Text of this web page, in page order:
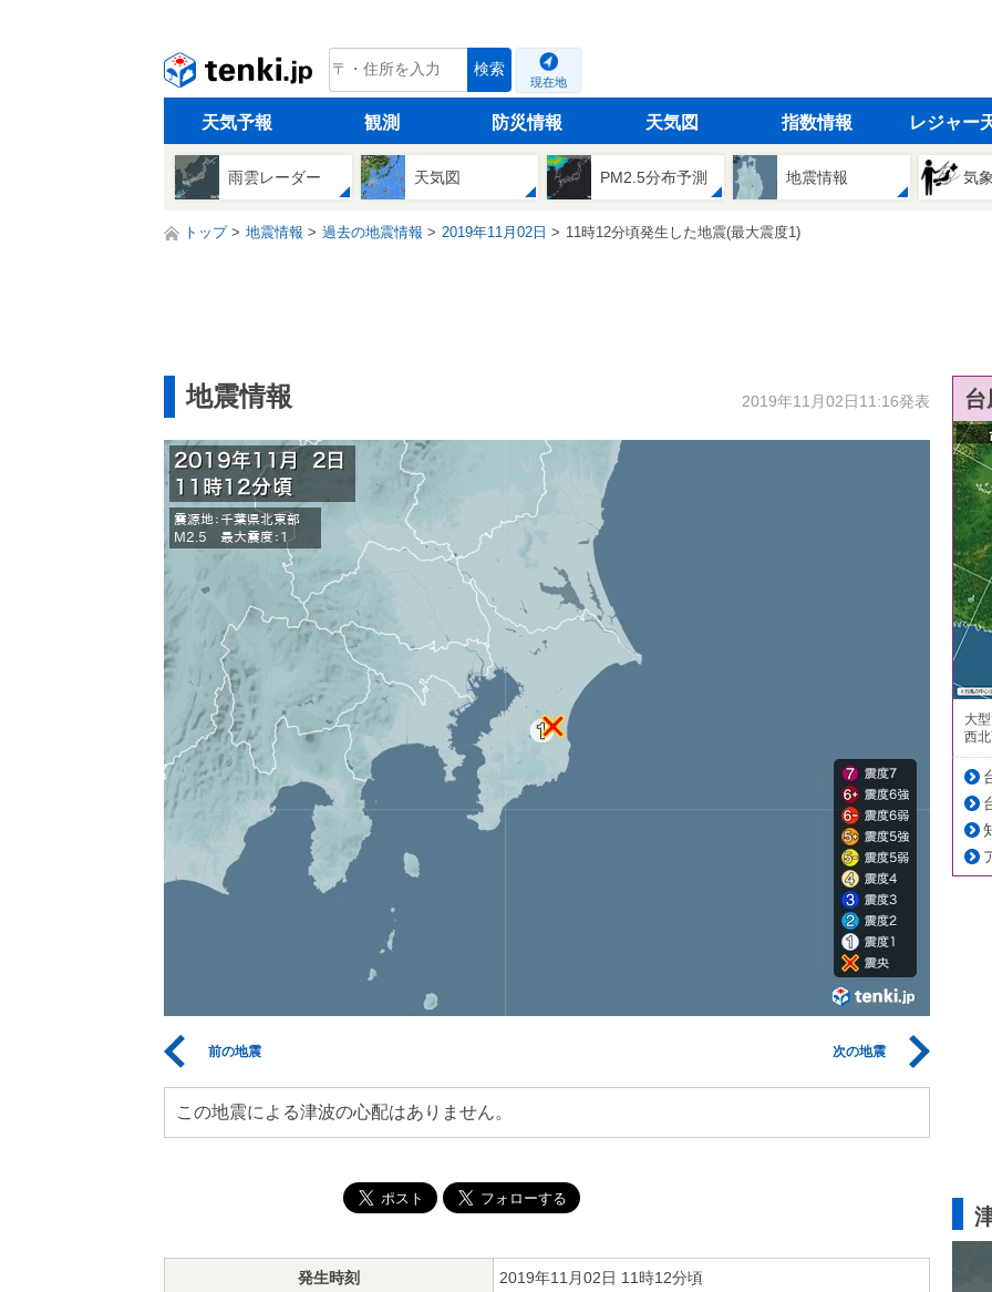
tenki.jp 検索
現在地
天気予報 観測 防災情報 天気図 指数情報 レジャー
雨雲レーダー 天気図 PM2.5分布予測 地震情報 気
トップ 地震情報 過去の地震情報 2019年11月02日 11時12分頃発生した地震(最大震度1)
地震情報 2019年11月02日11:16発表
前の地震 次の地震
この地震による津波の心配はありません。
発生時刻 2019年11月02日 11時12分頃
大
西